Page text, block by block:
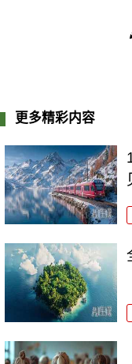
更多精彩内容